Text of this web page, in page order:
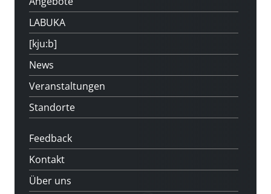
LABUKA
[kju:b]
News
Veranstaltungen
Standorte
Feedback
Kontakt
Über uns